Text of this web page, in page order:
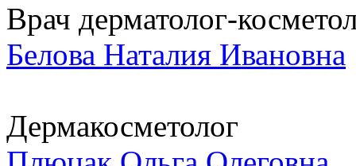
Врач дерматолог-
Белова Наталия Ивановна
Дермакосметолог